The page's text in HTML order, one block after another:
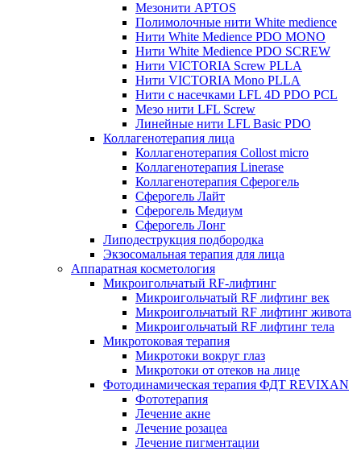
Мезонити APTOS
Полимолочные нити White medience
Нити White Medience PDO MONO
Нити White Medience PDO SCREW
Нити VICTORIA Screw PLLA
Нити VICTORIA Mono PLLA
Нити с насечками LFL 4D PDO PCL
Мезо нити LFL Screw
Линейные нити LFL Basic PDO
Коллагенотерапия лица
Коллагенотерапия Collost micro
Коллагенотерапия Linerase
Коллагенотерапия Сферогель
Сферогель Лайт
Сферогель Медиум
Сферогель Лонг
Липодеструкция подбородка
Экзосомальная терапия для лица
Аппаратная косметология
Микроигольчатый RF-лифтинг
Микроигольчатый RF лифтинг век
Микроигольчатый RF лифтинг живота
Микроигольчатый RF лифтинг тела
Микротоковая терапия
Микротоки вокруг глаз
Микротоки от отеков на лице
Фотодинамическая терапия ФДТ REVIXAN
Фототерапия
Лечение акне
Лечение розацеа
Лечение пигментации